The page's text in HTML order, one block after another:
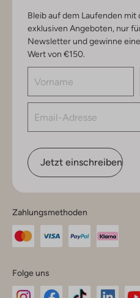
Bleib auf dem Laufenden
exklusiven Angeboten, nur
Newsletter und gewinne
Wert von €150.
Jetzt einschreiben
Zahlungsmethoden
Folge uns